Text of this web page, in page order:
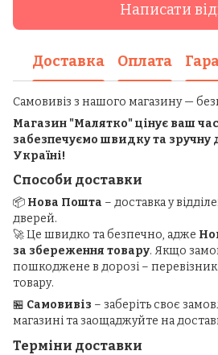
Написати
Доставка Оплата
Самовивіз з нашого магазину —
Магазин "Малятко" цінує ваш
забезпечуємо швидку та зручну
Україні!
Способи доставки
📦 Нова Пошта – доставка у
дверей.
🚀 Це швидко та безпечно, адже
за збереження товару. Якщо
пошкоджене в дорозі – перевізник
товару.
🏪 Самовивіз – заберіть своє
магазині та заощаджуйте на
Терміни доставки